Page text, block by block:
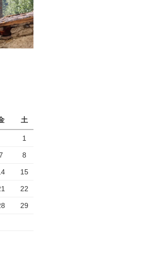
土
1
8
15
22
29